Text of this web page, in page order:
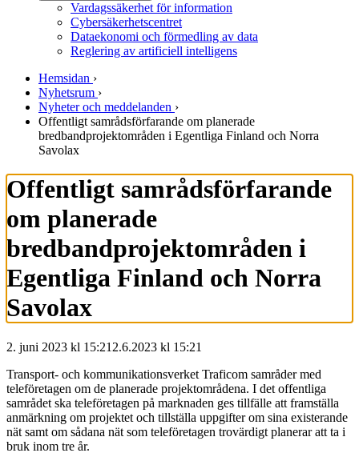
Vardagssäkerhet för information
Cybersäkerhetscentret
Dataekonomi och förmedling av data
Reglering av artificiell intelligens
Hemsidan ›
Nyhetsrum ›
Nyheter och meddelanden ›
Offentligt samrådsförfarande om planerade
bredbandprojektområden i Egentliga Finland och Norra
Savolax
Offentligt samrådsförfarande
om planerade
bredbandprojektområden i
Egentliga Finland och Norra
Savolax
2. juni 2023 kl 15:21 2.6.2023 kl 15:21
Transport- och kommunikationsverket Traficom samråder med
teleföretagen om de planerade projektområdena. I det offentliga
samrådet ska teleföretagen på marknaden ges tillfälle att framställa
anmärkning om projektet och tillställa uppgifter om sina existerande
nät samt om sådana nät som teleföretagen trovärdigt planerar att ta i
bruk inom tre år.